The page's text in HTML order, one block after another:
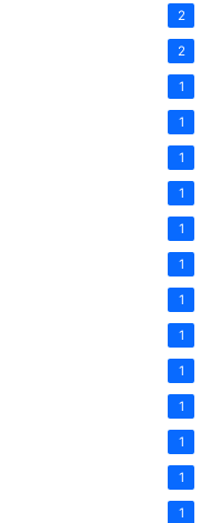
2
2
1
1
1
1
1
1
1
1
1
1
1
1
1